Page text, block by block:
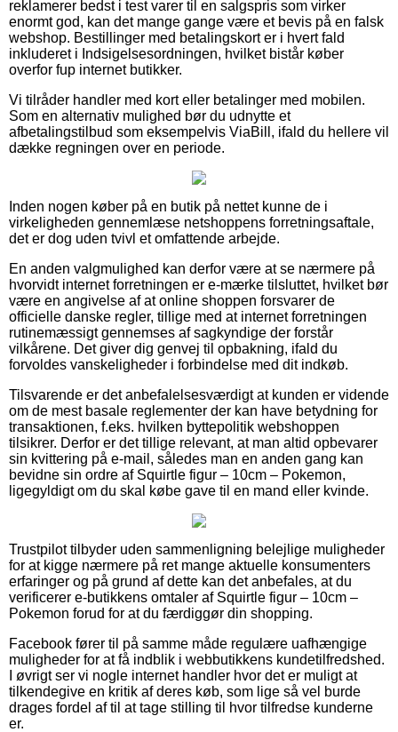
reklamerer bedst i test varer til en salgspris som virker
enormt god, kan det mange gange være et bevis på en falsk
webshop. Bestillinger med betalingskort er i hvert fald
inkluderet i Indsigelsesordningen, hvilket bistår køber
overfor fup internet butikker.
Vi tilråder handler med kort eller betalinger med mobilen.
Som en alternativ mulighed bør du udnytte et
afbetalingstilbud som eksempelvis ViaBill, ifald du hellere vil
dække regningen over en periode.
Inden nogen køber på en butik på nettet kunne de i
virkeligheden gennemlæse netshoppens forretningsaftale,
det er dog uden tvivl et omfattende arbejde.
En anden valgmulighed kan derfor være at se nærmere på
hvorvidt internet forretningen er e-mærke tilsluttet, hvilket bør
være en angivelse af at online shoppen forsvarer de
officielle danske regler, tillige med at internet forretningen
rutinemæssigt gennemses af sagkyndige der forstår
vilkårene. Det giver dig genvej til opbakning, ifald du
forvoldes vanskeligheder i forbindelse med dit indkøb.
Tilsvarende er det anbefalelsesværdigt at kunden er vidende
om de mest basale reglementer der kan have betydning for
transaktionen, f.eks. hvilken byttepolitik webshoppen
tilsikrer. Derfor er det tillige relevant, at man altid opbevarer
sin kvittering på e-mail, således man en anden gang kan
bevidne sin ordre af Squirtle figur – 10cm – Pokemon,
ligegyldigt om du skal købe gave til en mand eller kvinde.
Trustpilot tilbyder uden sammenligning belejlige muligheder
for at kigge nærmere på ret mange aktuelle konsumenters
erfaringer og på grund af dette kan det anbefales, at du
verificerer e-butikkens omtaler af Squirtle figur – 10cm –
Pokemon forud for at du færdiggør din shopping.
Facebook fører til på samme måde regulære uafhængige
muligheder for at få indblik i webbutikkens kundetilfredshed.
I øvrigt ser vi nogle internet handler hvor det er muligt at
tilkendegive en kritik af deres køb, som lige så vel burde
drages fordel af til at tage stilling til hvor tilfredse kunderne
er.